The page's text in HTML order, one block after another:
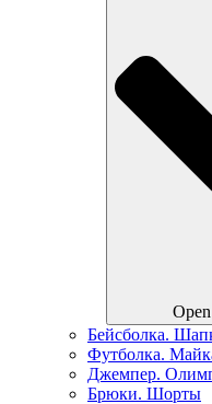
Бейсболка.
Футболка.
Джемпер.
Брюки. Шорты